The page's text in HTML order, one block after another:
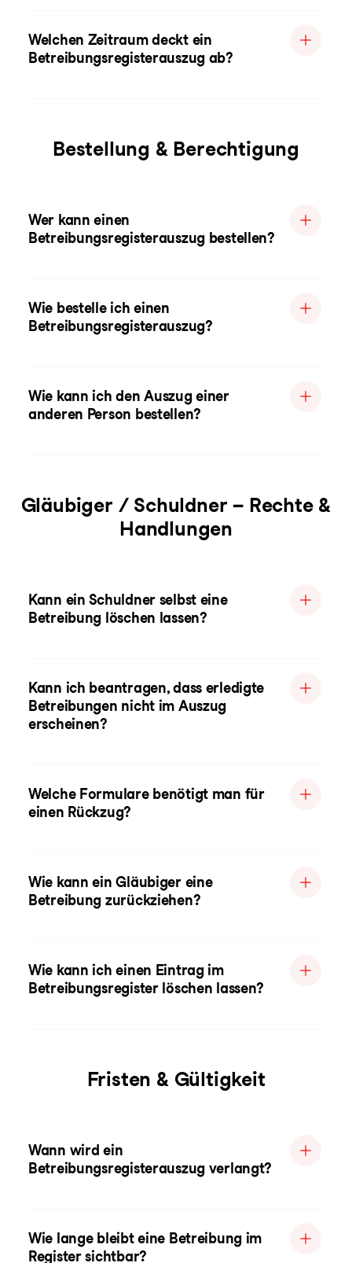
Welchen Zeitraum deckt ein
Betreibungsregisterauszug ab?
Bestellung & Berechtigung
Wer kann einen
Betreibungsregisterauszug bestellen?
Wie bestelle ich einen
Betreibungsregisterauszug?
Wie kann ich den Auszug einer
anderen Person bestellen?
Gläubiger / Schuldner – Rechte &
Handlungen
Kann ein Schuldner selbst eine
Betreibung löschen lassen?
Kann ich beantragen, dass erledigte
Betreibungen nicht im Auszug
erscheinen?
Welche Formulare benötigt man für
einen Rückzug?
Wie kann ein Gläubiger eine
Betreibung zurückziehen?
Wie kann ich einen Eintrag im
Betreibungsregister löschen lassen?
Fristen & Gültigkeit
Wann wird ein
Betreibungsregisterauszug verlangt?
Wie lange bleibt eine Betreibung im
Register sichtbar?